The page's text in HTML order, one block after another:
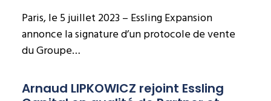
Paris, le 5 juillet 2023 – Essling Expansion
annonce la signature d’un protocole de vente
du Groupe…
Arnaud LIPKOWICZ rejoint Essling